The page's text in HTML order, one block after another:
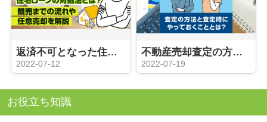
返済不可となった住宅ローンの対処法とは？競売までの流れや任意売却を解説
2022-07-12
不動産売却査定の方法と査定時にやっておくこととは？
2022-07-19
お役立ち知識